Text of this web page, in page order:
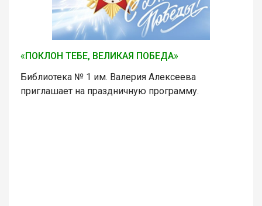
«ПОКЛОН ТЕБЕ, ВЕЛИКАЯ ПОБЕДА»
Библиотека № 1 им. Валерия Алексеева
приглашает на праздничную программу.